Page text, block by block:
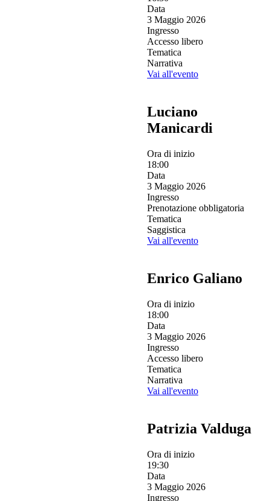
Data
3 Maggio 2026
Ingresso
Accesso libero
Tematica
Narrativa
Vai all'evento
Luciano
Manicardi
Ora di inizio
18:00
Data
3 Maggio 2026
Ingresso
Prenotazione obbligatoria
Tematica
Saggistica
Vai all'evento
Enrico Galiano
Ora di inizio
18:00
Data
3 Maggio 2026
Ingresso
Accesso libero
Tematica
Narrativa
Vai all'evento
Patrizia Valduga
Ora di inizio
19:30
Data
3 Maggio 2026
Ingresso